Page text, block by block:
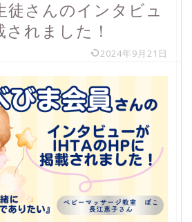
徒さんのインタビュ
れました！
2024年9月21日